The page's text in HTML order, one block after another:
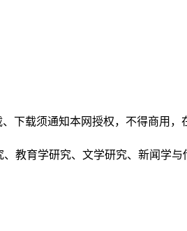
下载须通知本网授权，不得商用
教育学研究、文学研究、新闻学